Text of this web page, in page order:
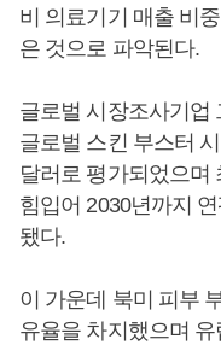
비 의료기기 매출 비
은 것으로 파악된다.
글로벌 시장조사기업
글로벌 스킨 부스터
달러로 평가되었으며
힘입어 2030년까지
됐다.
이 가운데 북미 피부
유율을 차지했으며